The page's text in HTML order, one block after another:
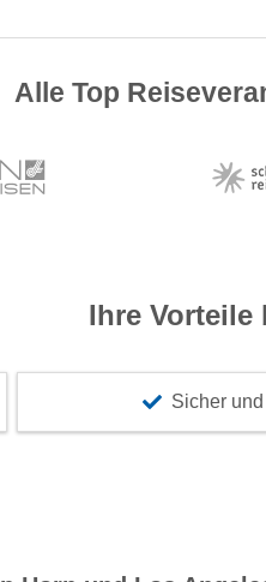
Alle Top
Ihre Vorteile
Sicher